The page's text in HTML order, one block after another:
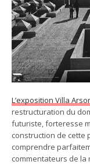
L’exposition Villa
restructuration du
futuriste, forteresse
construction de cette
comprendre
commentateurs de la